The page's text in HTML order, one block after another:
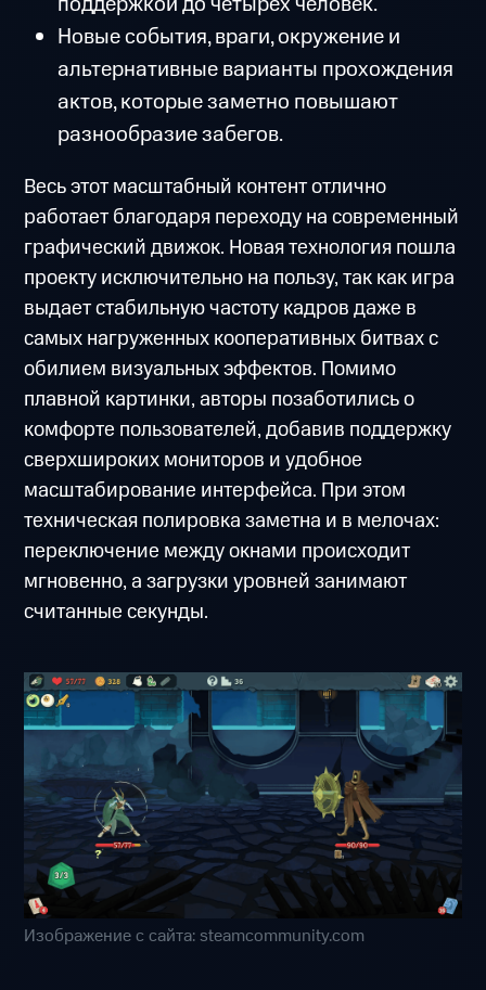
Новые события, враги, окружение и
альтернативные варианты прохождения
актов, которые заметно повышают
разнообразие забегов.
Весь этот масштабный контент отлично
работает благодаря переходу на современный
графический движок. Новая технология пошла
проекту исключительно на пользу, так как игра
выдает стабильную частоту кадров даже в
самых нагруженных кооперативных битвах с
обилием визуальных эффектов. Помимо
плавной картинки, авторы позаботились о
комфорте пользователей, добавив поддержку
сверхшироких мониторов и удобное
масштабирование интерфейса. При этом
техническая полировка заметна и в мелочах:
переключение между окнами происходит
мгновенно, а загрузки уровней занимают
считанные секунды.
Изображение с сайта: steamcommunity.com